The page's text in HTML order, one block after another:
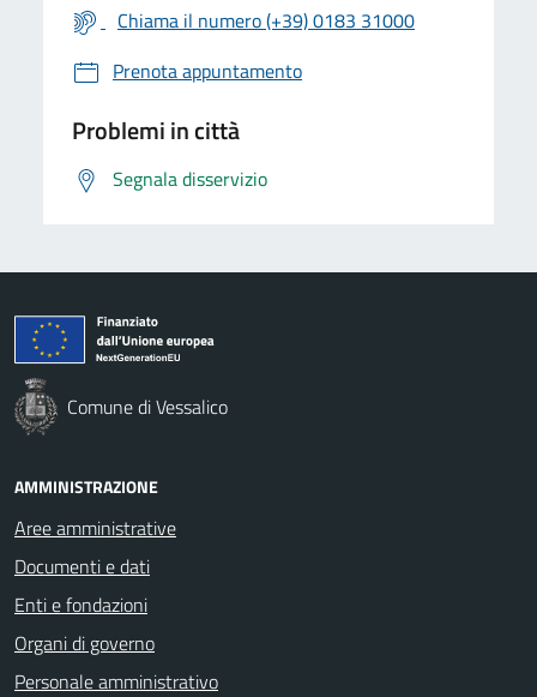
Chiama il numero (+39) 0183 31000
Prenota appuntamento
Problemi in città
Segnala disservizio
Comune di Vessalico
AMMINISTRAZIONE
Aree amministrative
Documenti e dati
Enti e fondazioni
Organi di governo
Personale amministrativo